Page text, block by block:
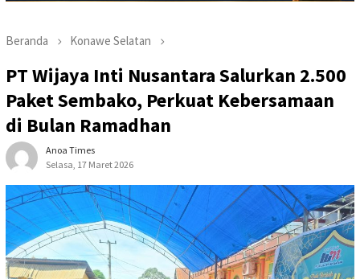
Beranda Konawe Selatan
PT Wijaya Inti Nusantara Salurkan 2.500
Paket Sembako, Perkuat Kebersamaan
di Bulan Ramadhan
Anoa Times
Selasa, 17 Maret 2026